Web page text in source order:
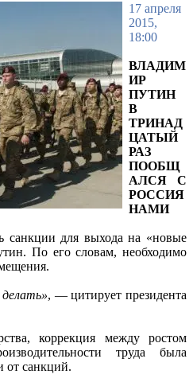
17 апреля
2015,
18:00
ВЛАДИМ
ИР
ПУТИН
В
ТРИНАД
ЦАТЫЙ
РАЗ
ПООБЩ
АЛСЯ С
РОССИЯ
НАМИ
санкции для выхода на «новые
По его словам, необходимо
, — цитирует президента
коррекция между ростом
труда была
от санкций.